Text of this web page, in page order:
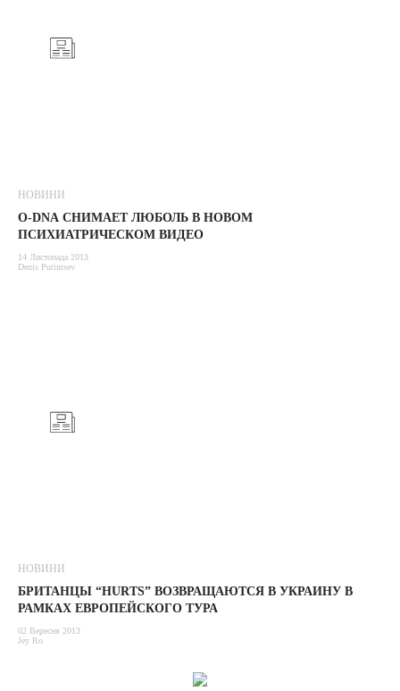
НОВИНИ
O-DNА СНИМАЕТ ЛЮБОЛЬ В НОВОМ
ПСИХИАТРИЧЕСКОМ ВИДЕО
14 Листопада 2013
Denis Putintsev
НОВИНИ
БРИТАНЦЫ “HURTS” ВОЗВРАЩАЮТСЯ В УКРАИНУ В
РАМКАХ ЕВРОПЕЙСКОГО ТУРА
02 Вересня 2013
Jey Ro